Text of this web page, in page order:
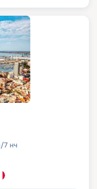
/7 нч